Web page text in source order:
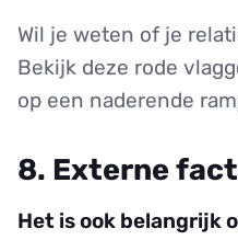
Wil je weten of je
Bekijk deze rode
op een naderende
8. Externe
Het is ook belangrijk